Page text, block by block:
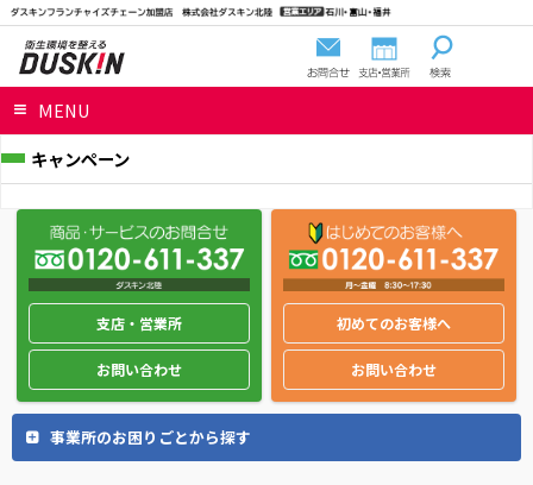
MENU
キャンペーン
支店・営業所
お問い合わせ
初めてのお客様へ
お問い合わせ
事業所のお困りごとから探す